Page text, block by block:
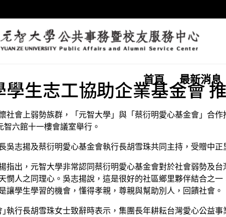
首頁 最新消息
學生志工協助企業基金會
社會上弱勢族群，「元智大學」與「蔡衍明愛心基金會」合
六館十一樓會議室舉行。
吳志揚及蔡衍明愛心基金會執行長胡雪珠共同主持，受贈中正
指出，元智大學非常認同蔡衍明愛心基金會對於社會弱勢及
憫人之同理心。吳志揚說，這是很好的社區鄉里夥伴結合之
讓學生學習的機會，懂得孝親，尊親與幫助別人，回饋社會。
｣執行長胡雪珠女士致辭時表示，集團長年耕耘台灣愛心公益